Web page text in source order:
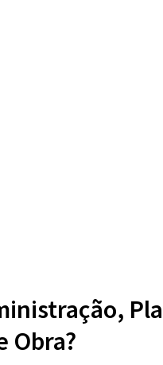
Obra?